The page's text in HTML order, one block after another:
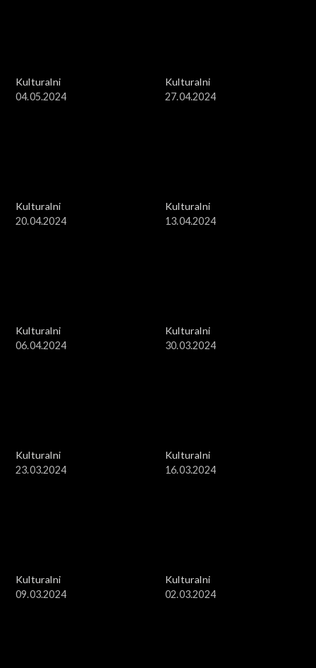
Kulturalni
04.05.2024
Kulturalni
27.04.2024
Kulturalni
20.04.2024
Kulturalni
13.04.2024
Kulturalni
06.04.2024
Kulturalni
30.03.2024
Kulturalni
23.03.2024
Kulturalni
16.03.2024
Kulturalni
09.03.2024
Kulturalni
02.03.2024